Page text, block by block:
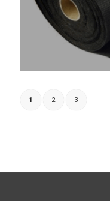
1 2 3